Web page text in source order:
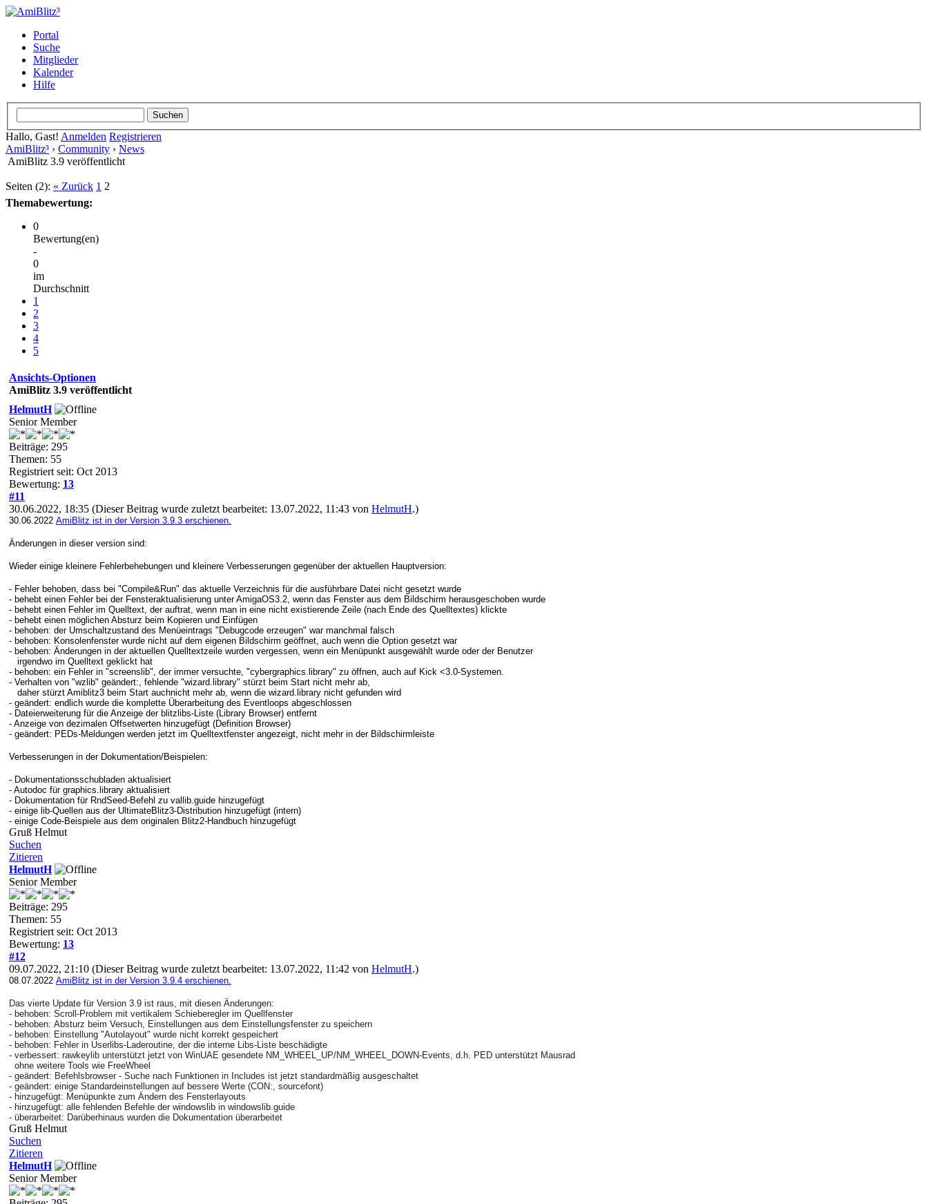
Portal
Suche
Mitglieder
Kalender
Hilfe
Hallo, Gast! Anmelden Registrieren
AmiBlitz³ › Community › News
AmiBlitz 3.9 veröffentlicht
Seiten (2): « Zurück 1 2
Themabewertung:
0
Bewertung(en)
-
0
im
Durchschnitt
1
2
3
4
5
Ansichts-Optionen
AmiBlitz 3.9 veröffentlicht
HelmutH
Senior Member
Beiträge: 295
Themen: 55
Registriert seit: Oct 2013
Bewertung: 13
#11
30.06.2022, 18:35 (Dieser Beitrag wurde zuletzt bearbeitet: 13.07.2022, 11:43 von HelmutH.)
30.06.2022 AmiBlitz ist in der Version 3.9.3 erschienen.
Änderungen in dieser version sind:
Wieder einige kleinere Fehlerbehebungen und kleinere Verbesserungen gegenüber der aktuellen Hauptversion:
- Fehler behoben, dass bei "Compile&Run" das aktuelle Verzeichnis für die ausführbare Datei nicht gesetzt wurde
- behebt einen Fehler bei der Fensteraktualisierung unter AmigaOS3.2, wenn das Fenster aus dem Bildschirm herausgeschoben wurde
- behebt einen Fehler im Quelltext, der auftrat, wenn man in eine nicht existierende Zeile (nach Ende des Quelltextes) klickte
- behebt einen möglichen Absturz beim Kopieren und Einfügen
- behoben: der Umschaltzustand des Menüeintrags "Debugcode erzeugen" war manchmal falsch
- behoben: Konsolenfenster wurde nicht auf dem eigenen Bildschirm geöffnet, auch wenn die Option gesetzt war
- behoben: Änderungen in der aktuellen Quelltextzeile wurden vergessen, wenn ein Menüpunkt ausgewählt wurde oder der Benutzer
irgendwo im Quelltext geklickt hat
- behoben: ein Fehler in "screenslib", der immer versuchte, "cybergraphics.library" zu öffnen, auch auf Kick <3.0-Systemen.
- Verhalten von "wzlib" geändert:, fehlende "wizard.library" stürzt beim Start nicht mehr ab,
daher stürzt Amiblitz3 beim Start auchnicht mehr ab, wenn die wizard.library nicht gefunden wird
- geändert: endlich wurde die komplette Überarbeitung des Eventloops abgeschlossen
- Dateierweiterung für die Anzeige der blitzlibs-Liste (Library Browser) entfernt
- Anzeige von dezimalen Offsetwerten hinzugefügt (Definition Browser)
- geändert: PEDs-Meldungen werden jetzt im Quelltextfenster angezeigt, nicht mehr in der Bildschirmleiste
Verbesserungen in der Dokumentation/Beispielen:
- Dokumentationsschubladen aktualisiert
- Autodoc für graphics.library aktualisiert
- Dokumentation für RndSeed-Befehl zu vallib.guide hinzugefügt
- einige lib-Quellen aus der UltimateBlitz3-Distribution hinzugefügt (intern)
- einige Code-Beispiele aus dem originalen Blitz2-Handbuch hinzugefügt
Gruß Helmut
Suchen
Zitieren
HelmutH
Senior Member
Beiträge: 295
Themen: 55
Registriert seit: Oct 2013
Bewertung: 13
#12
09.07.2022, 21:10 (Dieser Beitrag wurde zuletzt bearbeitet: 13.07.2022, 11:42 von HelmutH.)
08.07.2022 AmiBlitz ist in der Version 3.9.4 erschienen.
Das vierte Update für Version 3.9 ist raus, mit diesen Änderungen:
- behoben: Scroll-Problem mit vertikalem Schieberegler im Quellfenster
- behoben: Absturz beim Versuch, Einstellungen aus dem Einstellungsfenster zu speichern
- behoben: Einstellung "Autolayout" wurde nicht korrekt gespeichert
- behoben: Fehler in Userlibs-Laderoutine, der die interne Libs-Liste beschädigte
- verbessert: rawkeylib unterstützt jetzt von WinUAE gesendete NM_WHEEL_UP/NM_WHEEL_DOWN-Events, d.h. PED unterstützt Mausrad
ohne weitere Tools wie FreeWheel
- geändert: Befehlsbrowser - Suche nach Funktionen in Includes ist jetzt standardmäßig ausgeschaltet
- geändert: einige Standardeinstellungen auf bessere Werte (CON:, sourcefont)
- hinzugefügt: Menüpunkte zum Ändern des Fensterlayouts
- hinzugefügt: alle fehlenden Befehle der windowslib in windowslib.guide
- überarbeitet: Darüberhinaus wurden die Dokumentation überarbeitet
Gruß Helmut
Suchen
Zitieren
HelmutH
Senior Member